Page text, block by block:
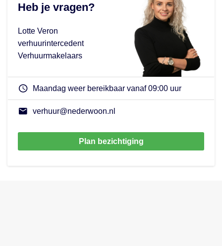
Heb je vragen?
Lotte Veron
verhuurintercedent
Verhuurmakelaars
Maandag weer bereikbaar vanaf 09:00 uur
verhuur@nederwoon.nl
Plan bezichtiging